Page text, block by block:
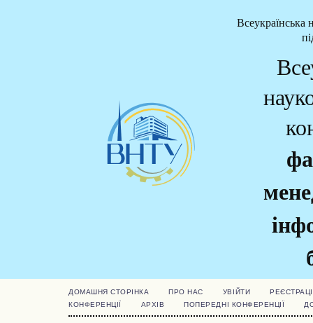
Всеукраїнська
ДОМАШНЯ СТОРІНКА ПРО НАС УВІЙТИ
КОНФЕРЕНЦІЇ
АРХІВ ПОПЕРЕДНІ КОНФЕРЕНЦІЇ